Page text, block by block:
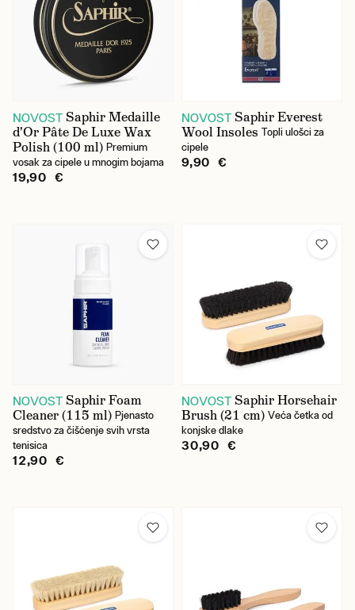
NOVOST Saphir Medaille
d'Or Pâte De Luxe Wax
Polish (100 ml) Premium
vosak za cipele u mnogim bojama
19,90 €
NOVOST Saphir Everest
Wool Insoles Topli ulošci za
cipele
9,90 €
NOVOST Saphir Foam
Cleaner (115 ml) Pjenasto
sredstvo za čišćenje svih vrsta
tenisica
12,90 €
NOVOST Saphir Horsehair
Brush (21 cm) Veća četka od
konjske dlake
30,90 €